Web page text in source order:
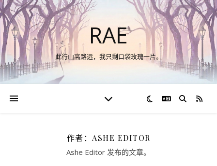
RAE
此行山高路远，我只剩口袋玫瑰一片。
切换语言RSS
作者：ASHE EDITOR
Ashe Editor 发布的文章。